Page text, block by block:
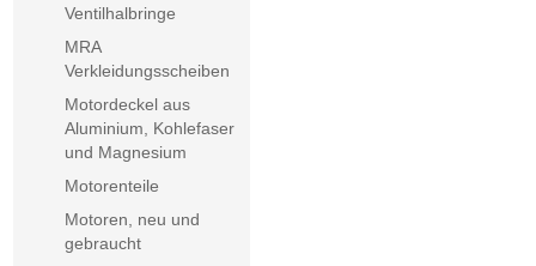
Ventilhalbringe
MRA
Verkleidungsscheiben
Motordeckel aus
Aluminium, Kohlefaser
und Magnesium
Motorenteile
Motoren, neu und
gebraucht